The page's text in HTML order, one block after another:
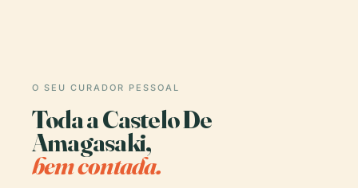
O SEU CURADOR PESSOAL
Toda a Castelo De
Amagasaki,
bem contada.